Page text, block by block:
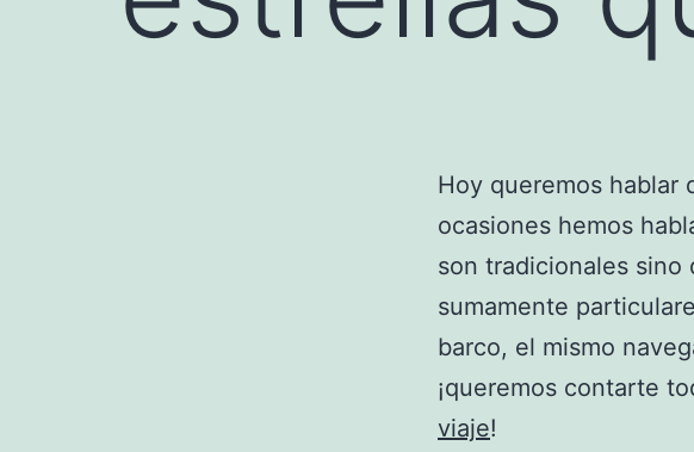
Hoy queremos hablar
ocasiones hemos
son tradicionales sino
sumamente
barco, el mismo
¡queremos contarte
viaje!